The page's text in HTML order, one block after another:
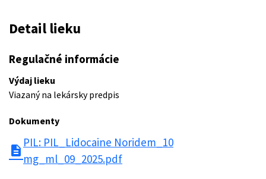
Detail lieku
Regulačné informácie
Výdaj lieku
Viazaný na lekársky predpis
Dokumenty
description
PIL: PIL_Lidocaine Noridem_10
mg_ml_09_2025.pdf